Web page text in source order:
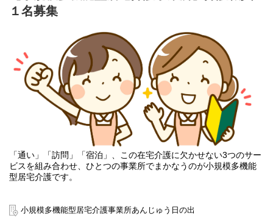
１名募集
「通い」「訪問」「宿泊」、この在宅介護に欠かせない3つのサー
ビスを組み合わせ、ひとつの事業所でまかなうのが小規模多機能
型居宅介護です。
必要なサービスを柔軟に対応するお仕事です。
小規模多機能型居宅介護事業所あんじゅう日の出